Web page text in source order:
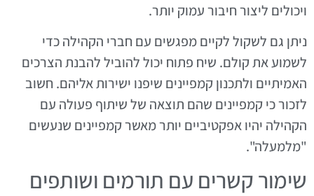
ויכולים ליצור חיבור עמוק יותר.
ניתן גם לשקול לקיים מפגשים עם חברי הקהילה כדי
לשמוע את קולם. שיח פתוח יכול להוביל להבנת הצרכים
האמיתיים ולתכנון קמפיינים שיפנו ישירות אליהם. חשוב
לזכור כי קמפיינים שהם תוצאה של שיתוף פעולה עם
הקהילה יהיו אפקטיביים יותר מאשר קמפיינים שנעשים
"מלמעלה".
שימור קשרים עם תורמים ושותפים